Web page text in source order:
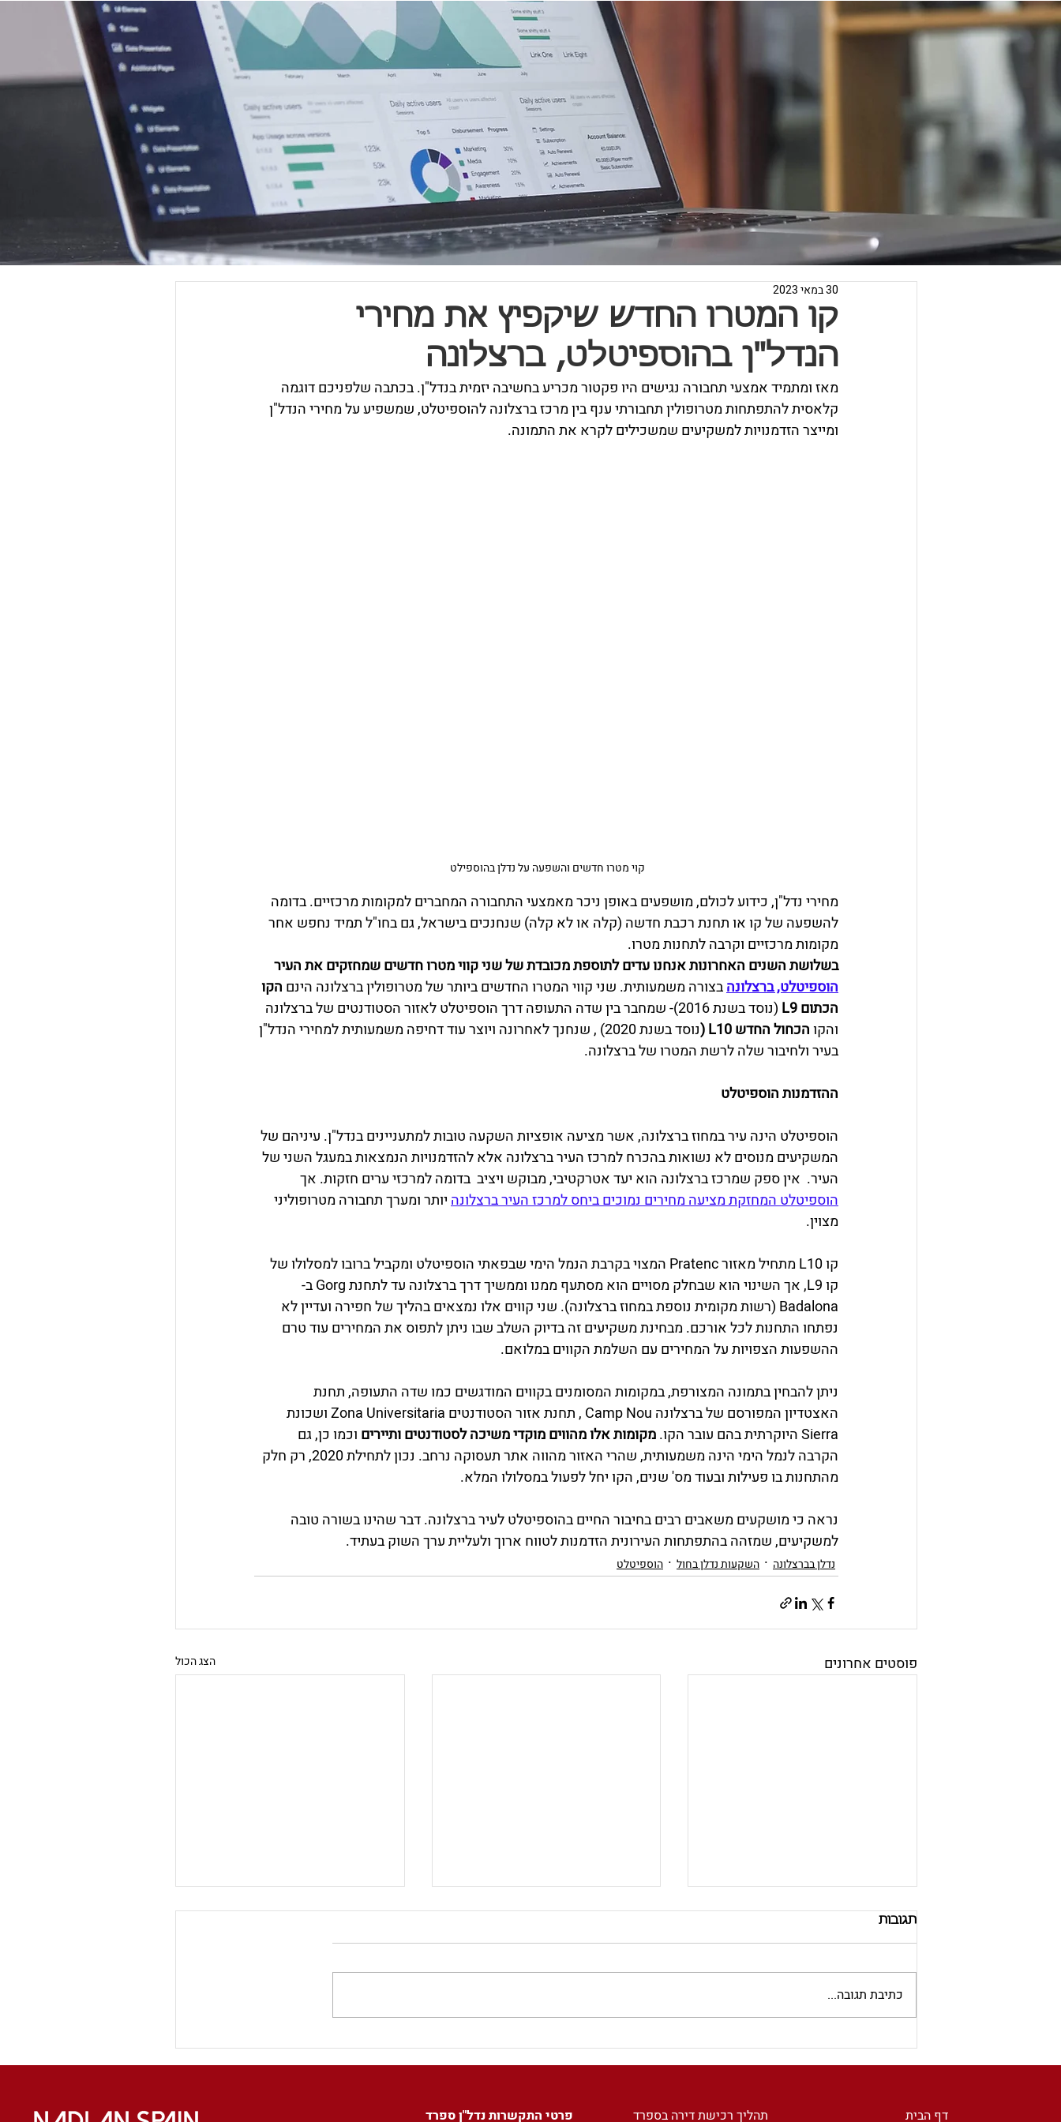
קו המטרו החדש שיקפיץ את מחירי
הנדל"ן בהוספיטלט, ברצלונה
30 במאי 2023
מאז ומתמיד אמצעי תחבורה נגישים היו פקטור מכריע בחשיבה יזמית בנדל"ן. בכתבה שלפניכם דוגמה
קלאסית להתפתחות מטרופולין תחבורתי ענף בין מרכז ברצלונה להוספיטלט, שמשפיע על מחירי הנדל"ן
ומייצר הזדמנויות למשקיעים שמשכילים לקרא את התמונה.
קוי מטרו חדשים והשפעה על נדלן בהוספילט
מחירי נדל"ן, כידוע לכולם, מושפעים באופן ניכר מאמצעי התחבורה המחברים למקומות מרכזיים. בדומה
להשפעה של קו או תחנת רכבת חדשה (קלה או לא קלה) שנחנכים בישראל, גם בחו"ל תמיד נחפש אחר
מקומות מרכזיים וקרבה לתחנות מטרו.
בשלושת השנים האחרונות אנחנו עדים לתוספת מכובדת של שני קווי מטרו חדשים שמחזקים את העיר
הוספיטלט, ברצלונה בצורה משמעותית. שני קווי המטרו החדשים ביותר של מטרופולין ברצלונה הינם הקו
הכתום L9
(נוסד בשנת 2016)
- שמחבר בין שדה התעופה דרך הוספיטלט לאזור הסטודנטים של ברצלונה
והקו הכחול החדש L10 ( נוסד בשנת2020) , שנחנך לאחרונה ויוצר עוד דחיפה משמעותית למחירי הנדל"ן
בעיר ולחיבור שלה לרשת המטרו של ברצלונה.
ההזדמנות הוספיטלט
הוספיטלט הינה עיר במחוז ברצלונה, אשר מציעה אופציות השקעה טובות למתעניינים בנדל"ן. עיניהם של
המשקיעים מנוסים לא נשואות בהכרח למרכז העיר ברצלונה אלא להזדמנויות הנמצאות במעגל השני של
העיר.  אין ספק שמרכז ברצלונה הוא יעד אטרקטיבי, מבוקש ויציב  בדומה למרכזי ערים חזקות. אך
הוספיטלט המחזקת מציעה מחירים נמוכים ביחס למרכז העיר ברצלונה יותר ומערך תחבורה מטרופוליני
מצוין.
קו L10 מתחיל מאזור Pratenc המצוי בקרבת הנמל הימי שבפאתי הוספיטלט ומקביל ברובו למסלולו של
קו L9
, אך השינוי הוא שבחלק מסויים הוא מסתעף ממנו וממשיך דרך ברצלונה עד לתחנת Gorg ב-
Badalona (רשות מקומית נוספת במחוז ברצלונה). שני קווים אלו נמצאים בהליך של חפירה ועדיין לא
נפתחו התחנות לכל אורכם. מבחינת משקיעים זה בדיוק השלב שבו ניתן לתפוס את המחירים עוד טרם
ההשפעות הצפויות על המחירים עם השלמת הקווים במלואם.
ניתן להבחין בתמונה המצורפת, במקומות המסומנים בקווים המודגשים כמו שדה התעופה, תחנת
האצטדיון המפורסם של ברצלונה Camp Nou , תחנת אזור הסטודנטים Zona Universitaria ושכונת
Sierra היוקרתית בהם עובר הקו.
מקומות אלו מהווים מוקדי משיכה לסטודנטים ותיירים וכמו כן, גם
הקרבה לנמל הימי הינה משמעותית, שהרי האזור מהווה אתר תעסוקה נרחב. נכון לתחילת 2020, רק חלק
מהתחנות בו פעילות ובעוד מס' שנים, הקו יחל לפעול במסלולו המלא.
נראה כי מושקעים משאבים רבים בחיבור החיים בהוספיטלט לעיר ברצלונה. דבר שהינו בשורה טובה
למשקיעים, שמזהה בהתפתחות העירונית הזדמנות לטווח ארוך ולעליית ערך השוק בעתיד.
נדלן בברצלונה השקעות נדלן בחול הוספיטלט
פוסטים אחרונים הצג הכול
מתחדשת: כיצד עיריית
הזדמנויות למשקיעים.
הדירות בברצלונה ומדריד
תגובות
כתיבת תגובה...
פרטי התקשרות נדל"ן ספרד תהליך רכישת דירה בספרד דף הבית